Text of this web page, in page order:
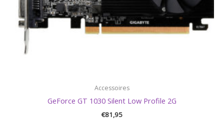
Accessoires
GeForce GT 1030 Silent Low Profile 2G
€81,95